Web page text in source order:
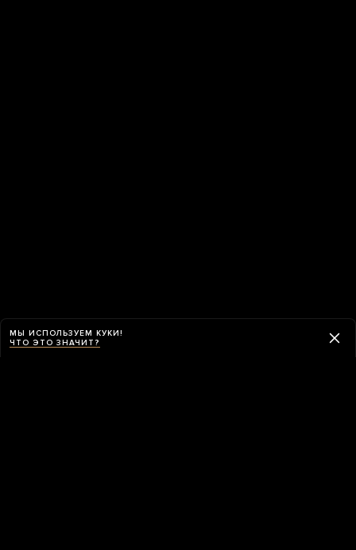
МЫ ИСПОЛЬЗУЕМ КУКИ!
ЧТО ЭТО ЗНАЧИТ?